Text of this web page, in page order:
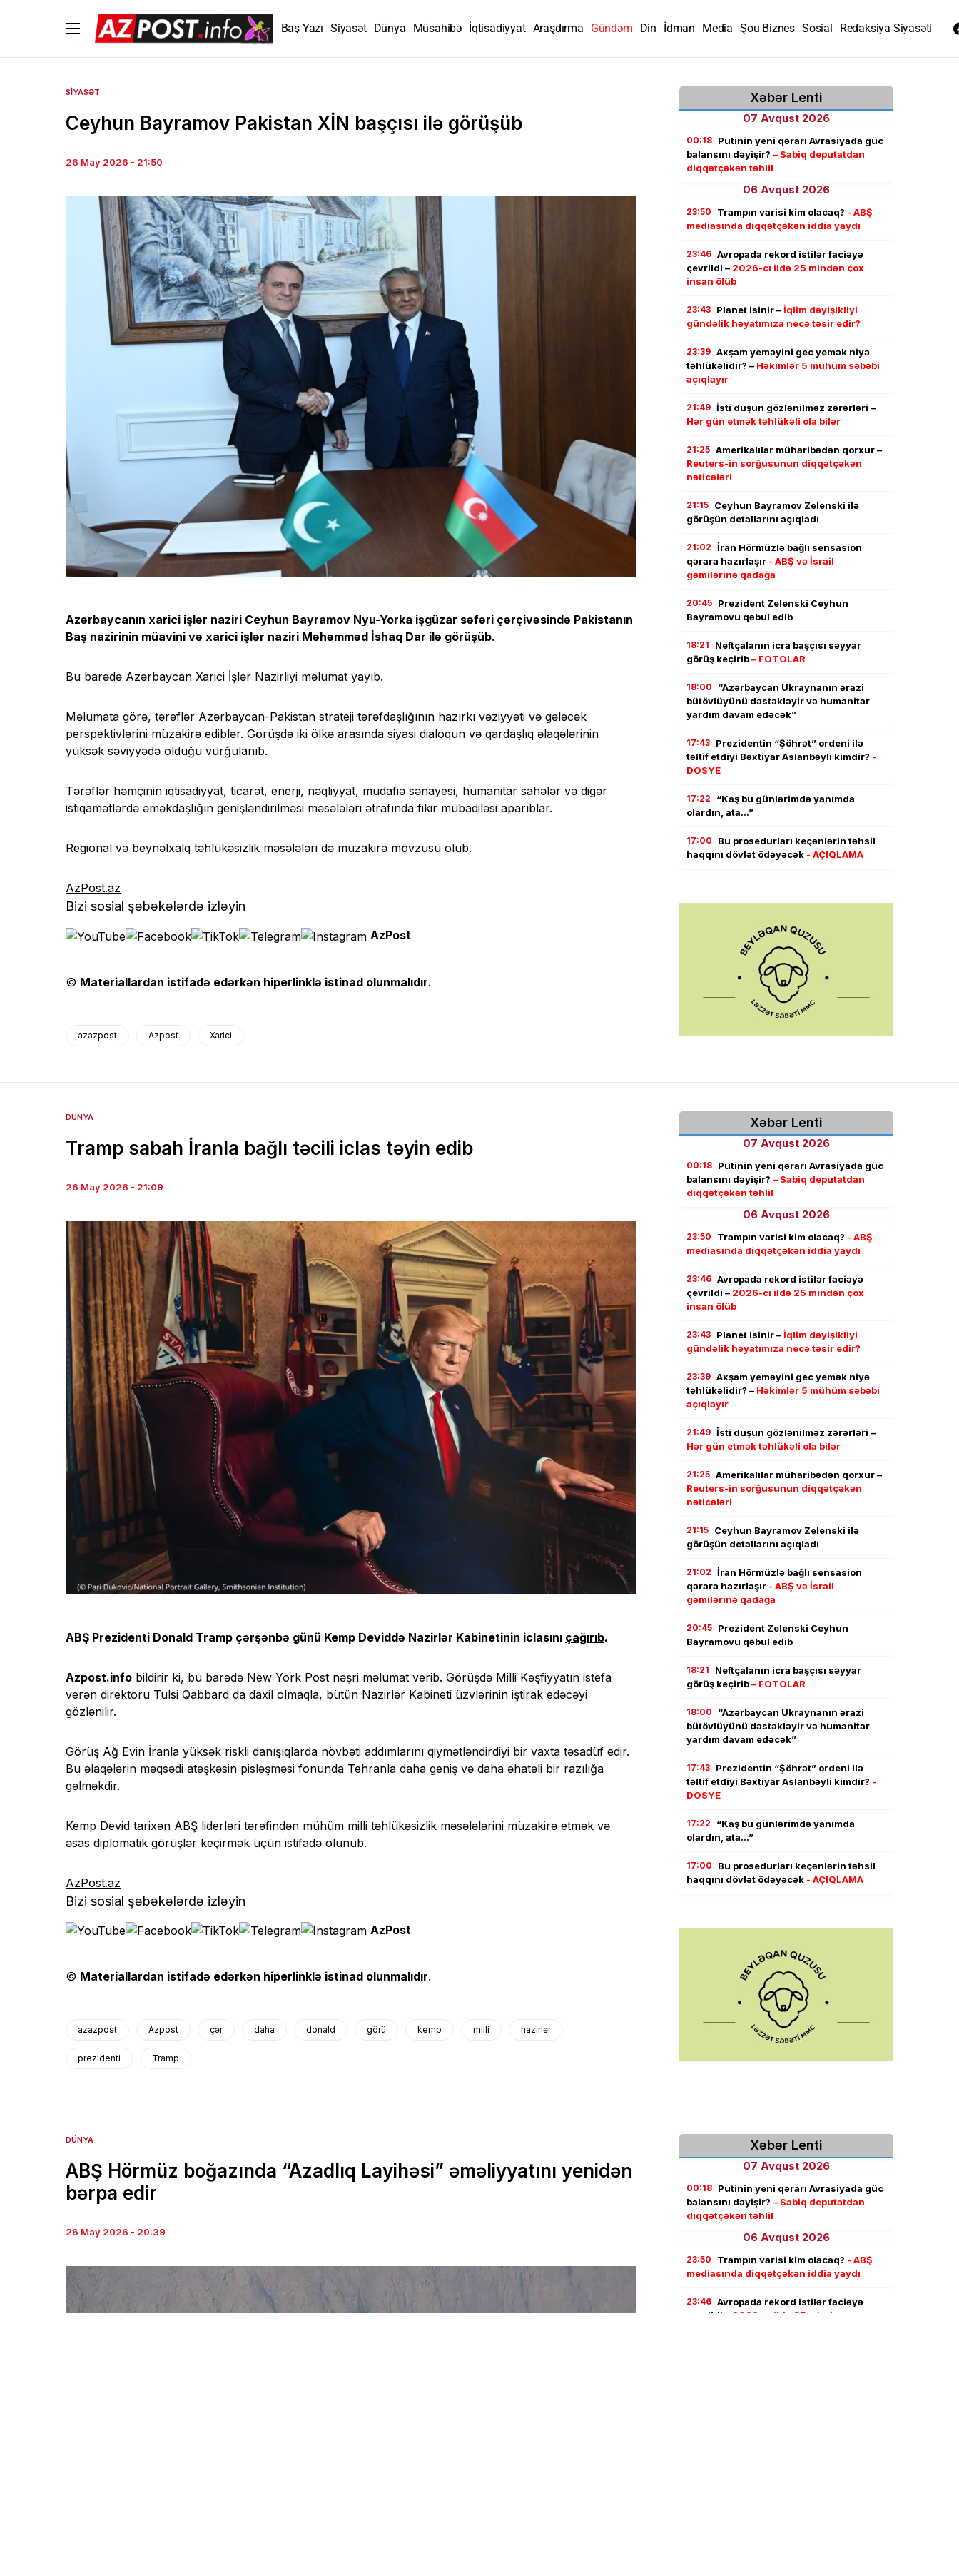
Baş Yazı Siyasət Dünya Müsahibə İqtisadiyyat Araşdırma Gündəm Din İdman Media Şou Biznes Sosial Redaksiya Siyasəti
SIYASƏT
Ceyhun Bayramov Pakistan XİN başçısı ilə görüşüb
26 May 2026 - 21:50
Azərbaycanın xarici işlər naziri Ceyhun Bayramov Nyu-Yorka işgüzar səfəri çərçivəsində Pakistanın
Baş nazirinin müavini və xarici işlər naziri Məhəmməd İshaq Dar ilə görüşüb.
Bu barədə Azərbaycan Xarici İşlər Nazirliyi məlumat yayıb.
Məlumata görə, tərəflər Azərbaycan-Pakistan strateji tərəfdaşlığının hazırkı vəziyyəti və gələcək
perspektivlərini müzakirə ediblər. Görüşdə iki ölkə arasında siyasi dialoqun və qardaşlıq əlaqələrinin
yüksək səviyyədə olduğu vurğulanıb.
Tərəflər həmçinin iqtisadiyyat, ticarət, enerji, nəqliyyat, müdafiə sənayesi, humanitar sahələr və digər
istiqamətlərdə əməkdaşlığın genişləndirilməsi məsələləri ətrafında fikir mübadiləsi aparıblar.
Regional və beynəlxalq təhlükəsizlik məsələləri də müzakirə mövzusu olub.
AzPost.az
Bizi sosial şəbəkələrdə izləyin
AzPost
© Materiallardan istifadə edərkən hiperlinklə istinad olunmalıdır.
azazpost Azpost Xarici
Xəbər Lenti
07 Avqust 2026
00:18 Putinin yeni qərarı Avrasiyada güc
balansını dəyişir? – Sabiq deputatdan
diqqətçəkən təhlil
06 Avqust 2026
23:50 Trampın varisi kim olacaq? - ABŞ
mediasında diqqətçəkən iddia yaydı
23:46 Avropada rekord istilər faciəyə
çevrildi – 2026-cı ildə 25 mindən çox
insan ölüb
23:43 Planet isinir –İqlim dəyişikliyi
gündəlik həyatımıza necə təsir edir?
23:39 Axşam yeməyini gec yemək niyə
təhlükəlidir? – Həkimlər 5 mühüm səbəbi
açıqlayır
21:49 İsti duşun gözlənilməz zərərləri –
Hər gün etmək təhlükəli ola bilər
21:25 Amerikalılar müharibədən qorxur –
Reuters-in sorğusunun diqqətçəkən
nəticələri
21:15 Ceyhun Bayramov Zelenski ilə
görüşün detallarını açıqladı
21:02 İran Hörmüzlə bağlı sensasion
qərara hazırlaşır - ABŞ və İsrail
gəmilərinə qadağa
20:45 Prezident Zelenski Ceyhun
Bayramovu qəbul edib
18:21
Neftçalanın icra başçısı səyyar
görüş keçirib– FOTOLAR
18:00
“Azərbaycan Ukraynanın ərazi
bütövlüyünü dəstəkləyir və humanitar
yardım davam edəcək”
17:43 Prezidentin “Şöhrət” ordeni ilə
təltif etdiyi Bəxtiyar Aslanbəyli kimdir? -
DOSYE
17:22
“Kaş bu günlərimdə yanımda
olardın, ata…”
17:00
Bu prosedurları keçənlərin təhsil
haqqını dövlət ödəyəcək - AÇIQLAMA
DÜNYA
Tramp sabah İranla bağlı təcili iclas təyin edib
26 May 2026 - 21:09
ABŞ Prezidenti Donald Tramp çərşənbə günü Kemp Deviddə Nazirlər Kabinetinin iclasını çağırıb.
Azpost.info bildirir ki, bu barədə New York Post nəşri məlumat verib. Görüşdə Milli Kəşfiyyatın istefa
verən direktoru Tulsi Qabbard da daxil olmaqla, bütün Nazirlər Kabineti üzvlərinin iştirak edəcəyi
gözlənilir.
Görüş Ağ Evin İranla yüksək riskli danışıqlarda növbəti addımlarını qiymətləndirdiyi bir vaxta təsadüf edir.
Bu əlaqələrin məqsədi atəşkəsin pisləşməsi fonunda Tehranla daha geniş və daha əhatəli bir razılığa
gəlməkdir.
Kemp Devid tarixən ABŞ liderləri tərəfindən mühüm milli təhlükəsizlik məsələlərini müzakirə etmək və
əsas diplomatik görüşlər keçirmək üçün istifadə olunub.
AzPost.az
Bizi sosial şəbəkələrdə izləyin
AzPost
© Materiallardan istifadə edərkən hiperlinklə istinad olunmalıdır.
azazpost Azpost çər daha donald görü kemp milli nazirlər
prezidenti Tramp
Xəbər Lenti
07 Avqust 2026
00:18 Putinin yeni qərarı Avrasiyada güc
balansını dəyişir? – Sabiq deputatdan
diqqətçəkən təhlil
06 Avqust 2026
23:50 Trampın varisi kim olacaq? - ABŞ
mediasında diqqətçəkən iddia yaydı
23:46 Avropada rekord istilər faciəyə
çevrildi – 2026-cı ildə 25 mindən çox
insan ölüb
23:43 Planet isinir –İqlim dəyişikliyi
gündəlik həyatımıza necə təsir edir?
23:39 Axşam yeməyini gec yemək niyə
təhlükəlidir? – Həkimlər 5 mühüm səbəbi
açıqlayır
21:49 İsti duşun gözlənilməz zərərləri –
Hər gün etmək təhlükəli ola bilər
21:25 Amerikalılar müharibədən qorxur –
Reuters-in sorğusunun diqqətçəkən
nəticələri
21:15 Ceyhun Bayramov Zelenski ilə
görüşün detallarını açıqladı
21:02 İran Hörmüzlə bağlı sensasion
qərara hazırlaşır - ABŞ və İsrail
gəmilərinə qadağa
20:45 Prezident Zelenski Ceyhun
Bayramovu qəbul edib
18:21
Neftçalanın icra başçısı səyyar
görüş keçirib– FOTOLAR
18:00
“Azərbaycan Ukraynanın ərazi
bütövlüyünü dəstəkləyir və humanitar
yardım davam edəcək”
17:43 Prezidentin “Şöhrət” ordeni ilə
təltif etdiyi Bəxtiyar Aslanbəyli kimdir? -
DOSYE
17:22
“Kaş bu günlərimdə yanımda
olardın, ata…”
17:00
Bu prosedurları keçənlərin təhsil
haqqını dövlət ödəyəcək - AÇIQLAMA
DÜNYA
ABŞ Hörmüz boğazında “Azadlıq Layihəsi” əməliyyatını yenidən
bərpa edir
26 May 2026 - 20:39
Xəbər Lenti
07 Avqust 2026
00:18 Putinin yeni qərarı Avrasiyada güc
balansını dəyişir? – Sabiq deputatdan
diqqətçəkən təhlil
06 Avqust 2026
23:50 Trampın varisi kim olacaq? - ABŞ
mediasında diqqətçəkən iddia yaydı
23:46 Avropada rekord istilər faciəyə
çevrildi –
2026-cı ildə 25 mindən çox